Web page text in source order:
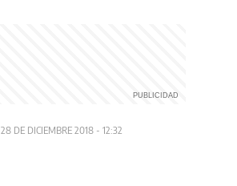
28 DE DICIEMBRE 2018 - 12:32